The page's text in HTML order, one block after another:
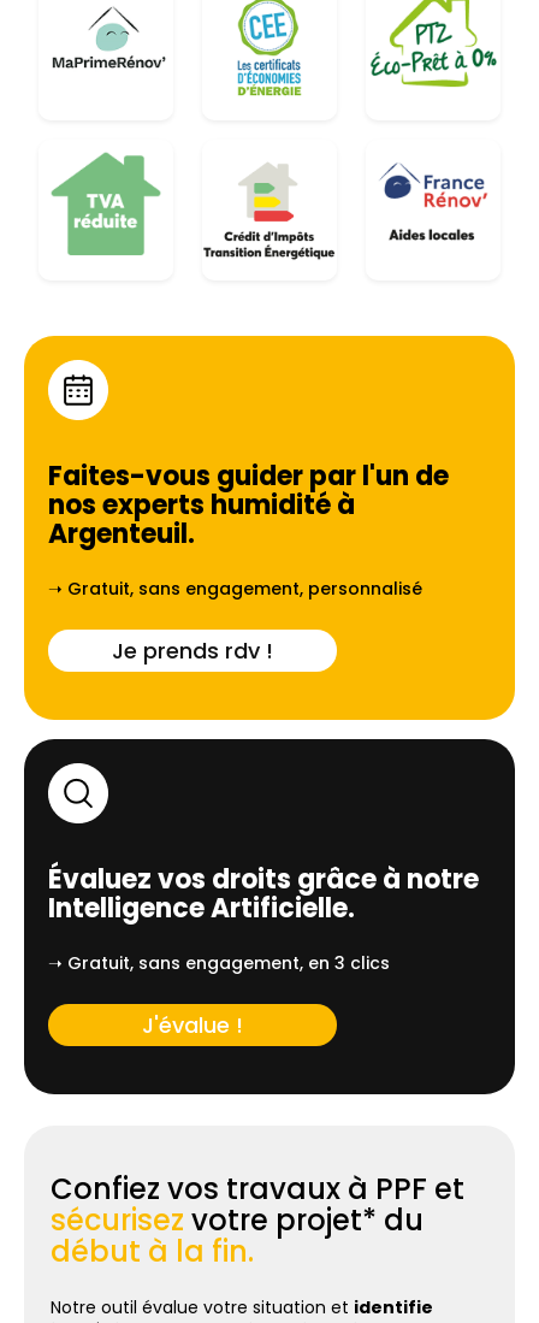
Faites-vous guider par l'un de
nos experts humidité à
Argenteuil.
➝ Gratuit, sans engagement, personnalisé
Je prends rdv !
Évaluez vos droits grâce à notre
Intelligence Artificielle.
➝ Gratuit, sans engagement, en 3 clics
J'évalue !
Confiez vos travaux à PPF et
sécurisez votre projet* du
début à la fin.
Notre outil évalue votre situation et identifie